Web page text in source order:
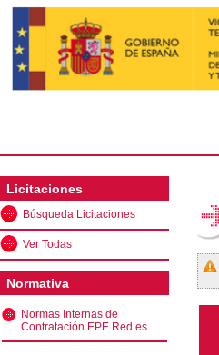
Licitaciones
Búsqueda Licitaciones
Ver Todas
Normativa
Normas Internas de
Contratación EPE Red.es